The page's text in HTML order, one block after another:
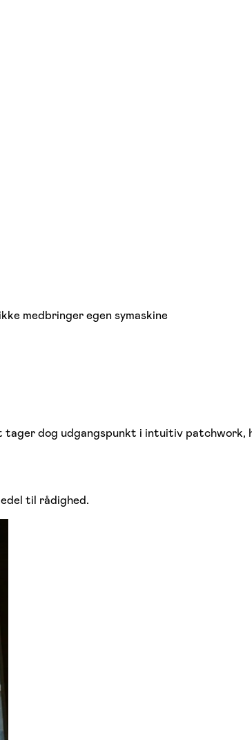
medbringer egen symaskine
dog udgangspunkt i intuitiv patchwork,
til rådighed.